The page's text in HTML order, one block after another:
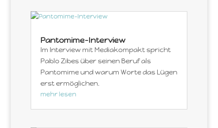
Pantomime-Interview
Im Interview mit Mediakompakt spricht
Pablo Zibes über seinen Beruf als
Pantomime und warum Worte das Lügen
erst ermöglichen.
mehr lesen